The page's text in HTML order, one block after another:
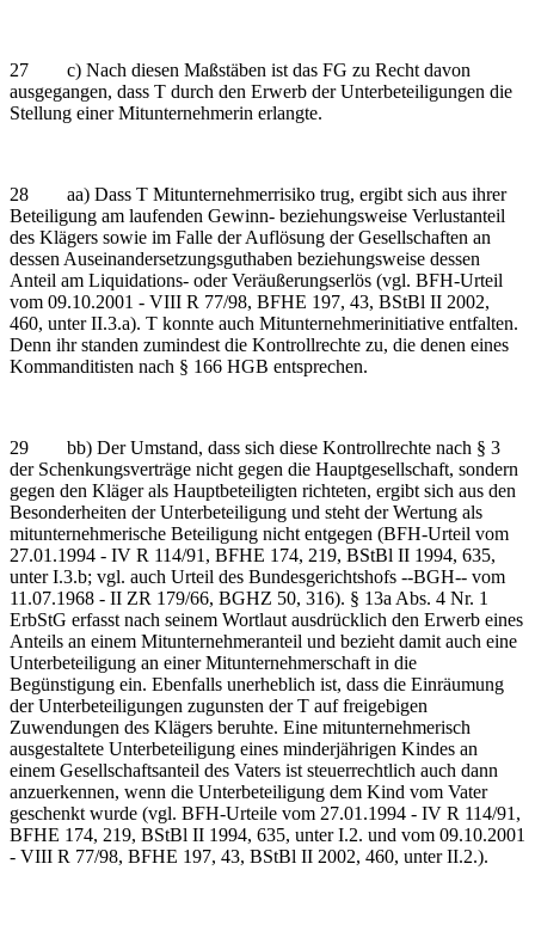
27 c) Nach diesen Maßstäben ist das FG zu Recht davon
ausgegangen, dass T durch den Erwerb der Unterbeteiligungen die
Stellung einer Mitunternehmerin erlangte.
28 aa) Dass T Mitunternehmerrisiko trug, ergibt sich aus ihrer
Beteiligung am laufenden Gewinn- beziehungsweise Verlustanteil
des Klägers sowie im Falle der Auflösung der Gesellschaften an
dessen Auseinandersetzungsguthaben beziehungsweise dessen
Anteil am Liquidations- oder Veräußerungserlös (vgl. BFH-Urteil
vom 09.10.2001 - VIII R 77/98, BFHE 197, 43, BStBl II 2002,
460, unter II.3.a). T konnte auch Mitunternehmerinitiative entfalten.
Denn ihr standen zumindest die Kontrollrechte zu, die denen eines
Kommanditisten nach § 166 HGB entsprechen.
29 bb) Der Umstand, dass sich diese Kontrollrechte nach § 3
der Schenkungsverträge nicht gegen die Hauptgesellschaft, sondern
gegen den Kläger als Hauptbeteiligten richteten, ergibt sich aus den
Besonderheiten der Unterbeteiligung und steht der Wertung als
mitunternehmerische Beteiligung nicht entgegen (BFH-Urteil vom
27.01.1994 - IV R 114/91, BFHE 174, 219, BStBl II 1994, 635,
unter I.3.b; vgl. auch Urteil des Bundesgerichtshofs ‑‑BGH‑‑ vom
11.07.1968 - II ZR 179/66, BGHZ 50, 316). § 13a Abs. 4 Nr. 1
ErbStG erfasst nach seinem Wortlaut ausdrücklich den Erwerb eines
Anteils an einem Mitunternehmeranteil und bezieht damit auch eine
Unterbeteiligung an einer Mitunternehmerschaft in die
Begünstigung ein. Ebenfalls unerheblich ist, dass die Einräumung
der Unterbeteiligungen zugunsten der T auf freigebigen
Zuwendungen des Klägers beruhte. Eine mitunternehmerisch
ausgestaltete Unterbeteiligung eines minderjährigen Kindes an
einem Gesellschaftsanteil des Vaters ist steuerrechtlich auch dann
anzuerkennen, wenn die Unterbeteiligung dem Kind vom Vater
geschenkt wurde (vgl. BFH-Urteile vom 27.01.1994 - IV R 114/91,
BFHE 174, 219, BStBl II 1994, 635, unter I.2. und vom 09.10.2001
- VIII R 77/98, BFHE 197, 43, BStBl II 2002, 460, unter II.2.).